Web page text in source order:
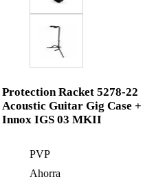
Protection Racket 5278-22
Acoustic Guitar Gig Case +
Innox IGS 03 MKII
PVP
Ahorra